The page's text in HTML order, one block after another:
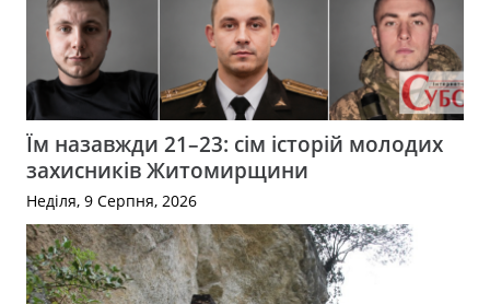
Їм назавжди 21–23: сім історій молодих
захисників Житомирщини
Неділя, 9 Серпня, 2026